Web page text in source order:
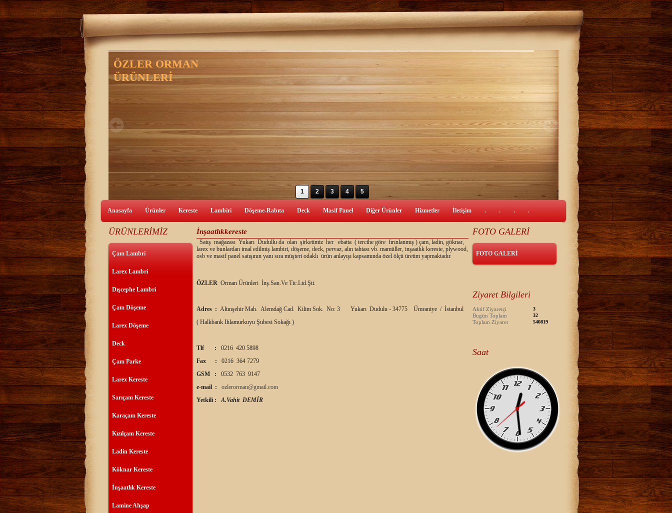
1 2 3 4 5
Anasayfa Ürünler Kereste Lambiri Döşeme-Rabıta Deck Masif Panel Diğer Ürünler Hizmetler İletişim . . . .
ÜRÜNLERİMİZ
Çam Lambri
Larex Lambri
Dışcephe Lambri
Çam Döşeme
Larex Döşeme
Deck
Çam Parke
Larex Kereste
Sarıçam Kereste
Karaçam Kereste
Kızılçam Kereste
Ladin Kereste
Köknar Kereste
İnşaatlık Kereste
Lamine Ahşap
İnşaatlıkkereste
Satış mağazası Yukarı Dudullu da olan şirketimiz her ebatta ( tercihe göre fırınlanmış ) çam, ladin, göknar,
larex ve bunlardan imal edilmiş lambiri, döşeme, deck, pervaz, alın tahtası vb. mamüller, inşaatlık kereste, plywood,
osb ve masif panel satışının yanı sıra müşteri odaklı ürün anlayışı kapsamında özel ölçü üretim yapmaktadır.
ÖZLER Orman Ürünleri İnş.San.Ve Tic.Ltd.Şti.
Adres : Altınşehir Mah. Alemdağ Cad. Kilim Sok. No: 3 Yukarı Dudulu - 34775 Ümraniye / İstanbul
( Halkbank Ihlamurkuyu Şubesi Sokağı )
Tlf :
0216 420 5898
Fax :
0216 364 7279
GSM :
0532 763 9147
e-mail :
ozlerorman@gmail.com
Yetkili :
A.Vahit DEMİR
FOTO GALERİ
FOTO GALERİ
Ziyaret Bilgileri
Aktif Ziyaretçi 3
Bugün Toplam 32
Toplam Ziyaret 540819
Saat